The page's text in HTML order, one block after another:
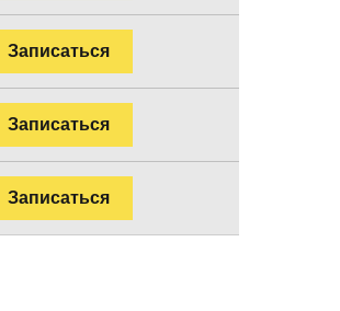
Записаться
Записаться
Записаться